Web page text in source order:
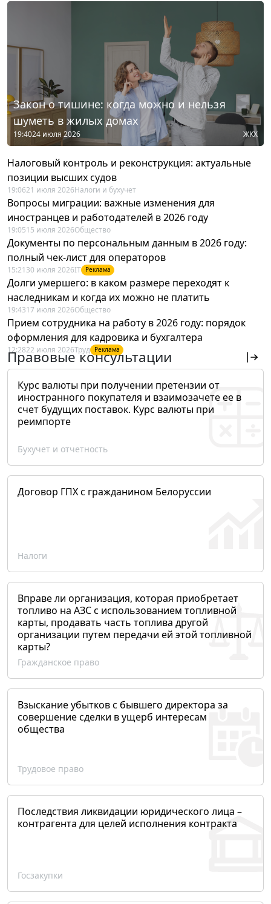
Закон о тишине: когда можно и нельзя
шуметь в жилых домах
19:4024 июля 2026 ЖКХ
Налоговый контроль и реконструкция: актуальные
позиции высших судов
19:0621 июля 2026Налоги и бухучет
Вопросы миграции: важные изменения для
иностранцев и работодателей в 2026 году
19:0515 июля 2026Общество
Документы по персональным данным в 2026 году:
полный чек-лист для операторов
15:21 30 июля 2026IT Реклама
Долги умершего: в каком размере переходят к
наследникам и когда их можно не платить
19:4317 июля 2026Общество
Прием сотрудника на работу в 2026 году: порядок
оформления для кадровика и бухгалтера
12:2822 июля 2026Труд Реклама
Правовые консультации
Курс валюты при получении претензии от
иностранного покупателя и взаимозачете ее в
счет будущих поставок. Курс валюты при
реимпорте
Бухучет и отчетность
Договор ГПХ с гражданином Белоруссии
Налоги
Вправе ли организация, которая приобретает
топливо на АЗС с использованием топливной
карты, продавать часть топлива другой
организации путем передачи ей этой топливной
карты?
Гражданское право
Взыскание убытков с бывшего директора за
совершение сделки в ущерб интересам
общества
Трудовое право
Последствия ликвидации юридического лица –
контрагента для целей исполнения контракта
Госзакупки